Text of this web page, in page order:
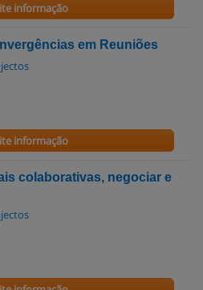
informação
em Reuniões
informação
colaborativas, negociar e